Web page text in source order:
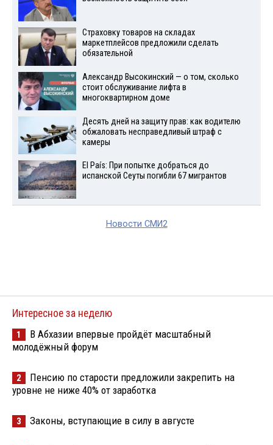
Страховку товаров на складах
маркетплейсов предложили сделать
обязательной
Александр Высокинский — о том, сколько
стоит обслуживание лифта в
многоквартирном доме
Десять дней на защиту прав: как водителю
обжаловать несправедливый штраф с
камеры
El País: При попытке добраться до
испанской Сеуты погибли 67 мигрантов
Новости СМИ2
Интересное за неделю
1
В Абхазии впервые пройдёт масштабный
молодёжный форум
2
Пенсию по старости предложили закрепить на
уровне не ниже 40% от заработка
3 Законы, вступающие в силу в августе